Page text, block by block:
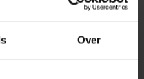
Over
uw bestelling tot
met zorg en zorg